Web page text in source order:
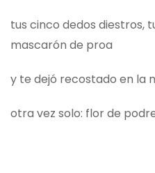
tus cinco dedos diestros,
mascarón de proa
y te dejó recostado en la
otra vez solo: flor de